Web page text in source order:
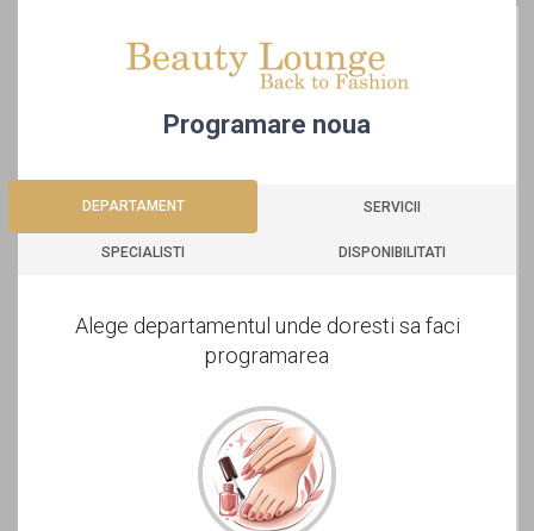
Programare noua
DEPARTAMENT SERVICII
SPECIALISTI DISPONIBILITATI
DEPARTAMENT
Alege departamentul unde doresti sa faci
programarea